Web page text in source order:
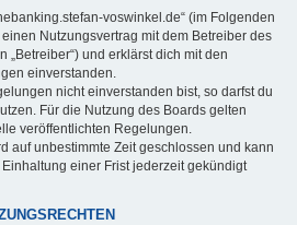
voswinkel.de“ (im Folgenden
einen Nutzungsvertrag mit dem Betreiber des
„Betreiber“) und erklärst dich mit den
einverstanden.
nicht einverstanden bist, so darfst du
Für die Nutzung des Boards gelten
veröffentlichten Regelungen.
auf unbestimmte Zeit geschlossen und kann
einer Frist jederzeit gekündigt